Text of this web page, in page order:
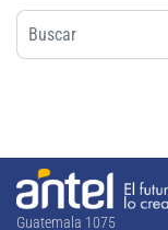
Guatemala 1075